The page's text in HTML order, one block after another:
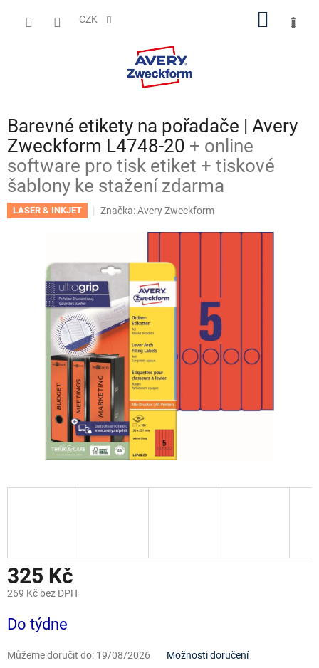
CZK
Barevné etikety na pořadače | Avery
Zweckform L4748-20 + online
software pro tisk etiket + tiskové
šablony ke stažení zdarma
LASER & INKJET Značka:Avery Zweckform
325 Kč
269 Kč bez DPH
cena:
Do týdne
Můžeme doručit do: 19/08/2026 Možnosti doručení